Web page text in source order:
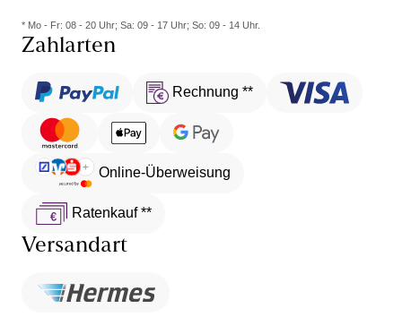
* Mo - Fr: 08 - 20 Uhr; Sa: 09 - 17 Uhr; So: 09 - 14 Uhr.
Zahlarten
Rechnung **
Online-Überweisung
Ratenkauf **
Versandart